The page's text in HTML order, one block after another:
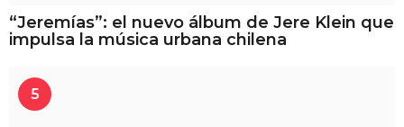
“Jeremías”: el nuevo álbum de Jere Klein que
impulsa la música urbana chilena
5